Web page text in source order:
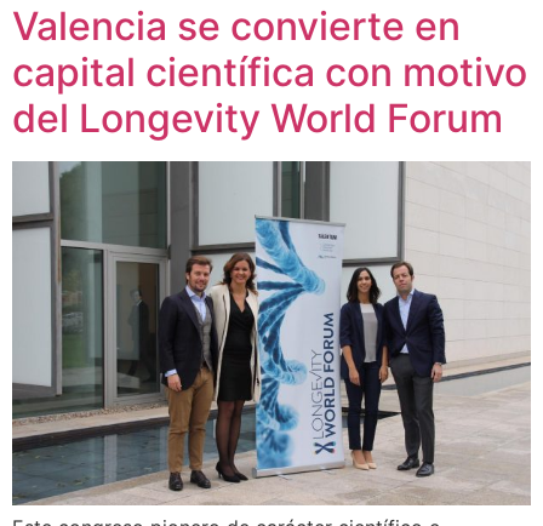
Valencia se convierte en
capital científica con motivo
del Longevity World Forum